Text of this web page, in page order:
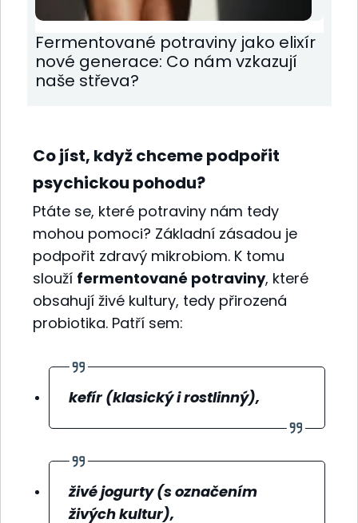
Fermentované potraviny jako elixír
nové generace: Co nám vzkazují
naše střeva?
Co jíst, když chceme podpořit
psychickou pohodu?
Ptáte se, které potraviny nám tedy
mohou pomoci? Základní zásadou je
podpořit zdravý mikrobiom. K tomu
slouží fermentované potraviny, které
obsahují živé kultury, tedy přirozená
probiotika. Patří sem:
kefír (klasický i rostlinný),
živé jogurty (s označením
živých kultur),